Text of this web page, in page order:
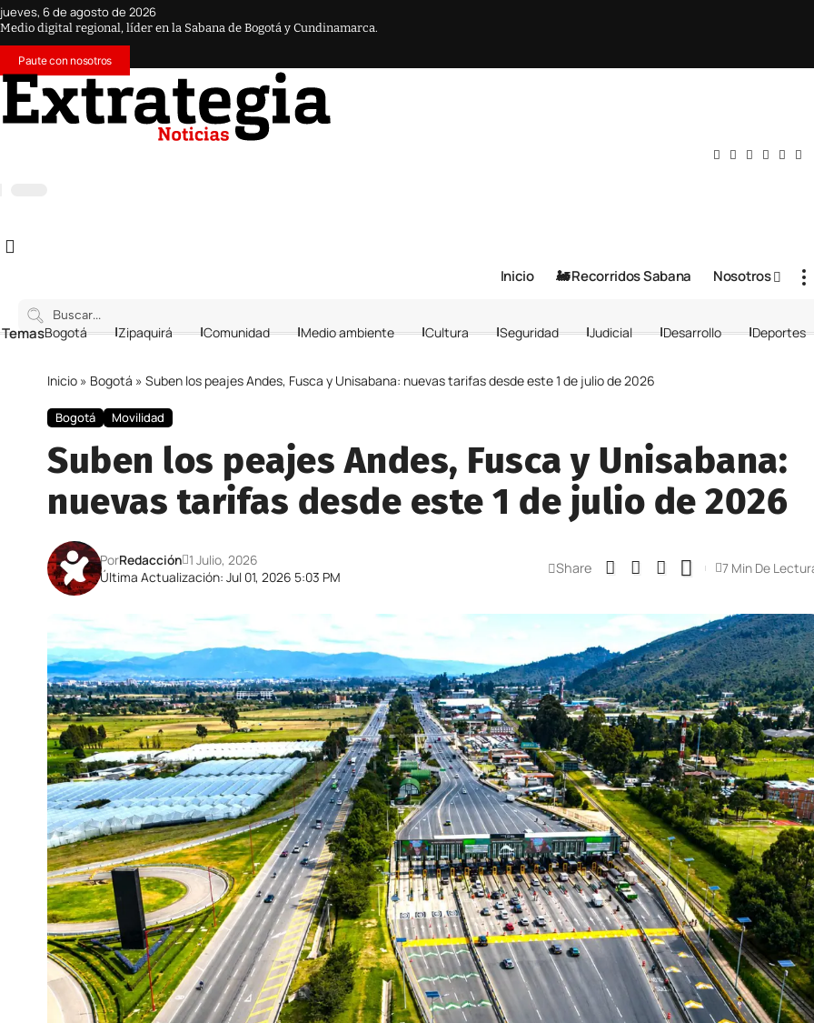
jueves, 6 de agosto de 2026
Medio digital regional, líder en la Sabana de Bogotá y Cundinamarca.
Paute con nosotros
Inicio 🚂 Recorridos Sabana Nosotros
Bogotá Zipaquirá Comunidad Medio ambiente Cultura Seguridad Judicial Desarrollo Deportes
Inicio » Bogotá » Suben los peajes Andes, Fusca y Unisabana: nuevas tarifas desde este 1 de julio de 2026
Bogotá Movilidad
Suben los peajes Andes, Fusca y Unisabana:
nuevas tarifas desde este 1 de julio de 2026
Última Actualización: Jul 01, 2026 5:03 PM
PorRedacción 1 Julio, 2026 Share 7 Min De